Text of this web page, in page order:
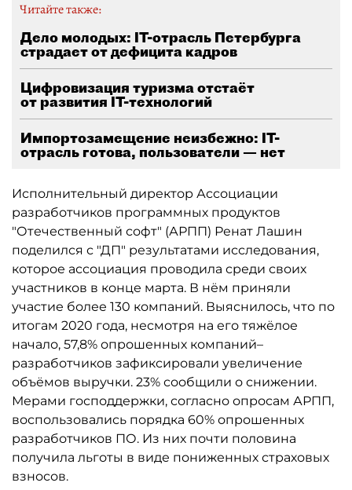
Читайте также:
Дело молодых: IT-отрасль Петербурга
страдает от дефицита кадров
Цифровизация туризма отстаёт
от развития IT-технологий
Импортозамещение неизбежно: IT-
отрасль готова, пользователи — нет
Исполнительный директор Ассоциации
разработчиков программных продуктов
"Отечественный софт" (АРПП) Ренат Лашин
поделился с "ДП" результатами исследования,
которое ассоциация проводила среди своих
участников в конце марта. В нём приняли
участие более 130 компаний. Выяснилось, что по
итогам 2020 года, несмотря на его тяжёлое
начало, 57,8% опрошенных компаний–
разработчиков зафиксировали увеличение
объёмов выручки. 23% сообщили о снижении.
Мерами господдержки, согласно опросам АРПП,
воспользовались порядка 60% опрошенных
разработчиков ПО. Из них почти половина
получила льготы в виде пониженных страховых
взносов.